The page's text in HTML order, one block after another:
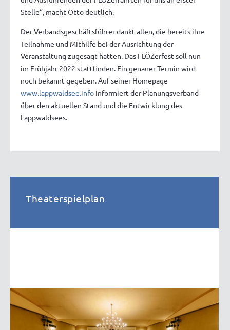
Stelle“, macht Otto deutlich.
Der Verbandsgeschäftsführer dankt allen, die bereits ihre
Teilnahme und Mithilfe bei der Ausrichtung der
Veranstaltung zugesagt hatten. Das FLÖZerfest soll nun
im Frühjahr 2022 stattfinden. Ein genauer Termin wird
noch bekannt gegeben. Auf seiner Homepage
www.lappwaldsee.info informiert der Planungsverband
über den aktuellen Stand und die Entwicklung des
Lappwaldsees.
Theaterspielplan